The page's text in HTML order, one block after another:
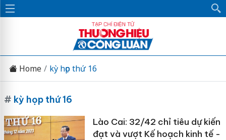
Home kỳ họp thứ 16
# kỳ họp thứ 16
Lào Cai: 32/42 chỉ tiêu dự kiến
đạt và vượt Kế hoạch kinh tế -